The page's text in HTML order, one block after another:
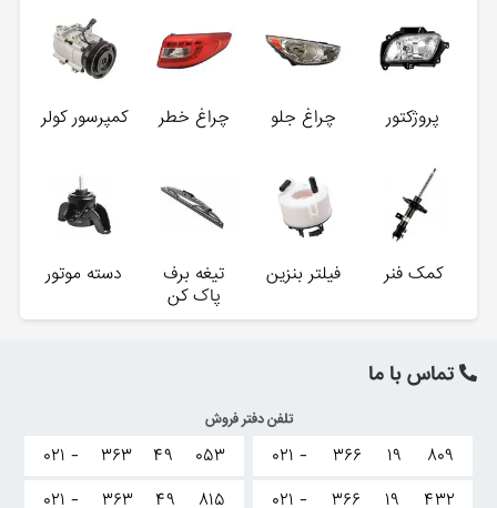
پروژکتور چراغ جلو چراغ خطر کمپرسور کولر
کمک فنر فیلتر بنزین
تیغه برف
پاک کن
دسته موتور
تماس با ما
تلفن دفتر فروش
۰۲۱ - ۳۶۶ ۱۹
۸۰۹
۰۲۱ -
۳۶۶ ۱۹
۴۳۲
۰۲۱ - ۳۶۳ ۴۹
۰۵۳
۰۲۱ -
۳۶۳ ۴۹
۸۱۵